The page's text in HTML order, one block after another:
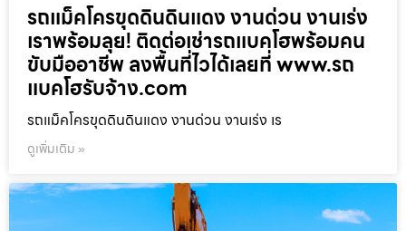
รถแม็คโครขุดดินดินแดง งานด่วน งานเร่ง
เราพร้อมลุย! ติดต่อเช่ารถแบคโฮพร้อมคน
ขับมืออาชีพ ลงพื้นที่ไวได้เลยที่ www.รถ
แบคโฮรับจ้าง.com
รถแม็คโครขุดดินดินแดง งานด่วน งานเร่ง เร
ดูเพิ่มเติม »